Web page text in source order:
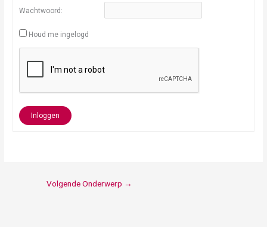
Wachtwoord:
Houd me ingelogd
Inloggen
Volgende Onderwerp →